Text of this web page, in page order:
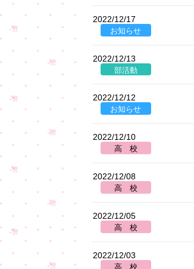
2022/12/17
2022/12/13
2022/12/12
2022/12/10
2022/12/08
2022/12/05
2022/12/03